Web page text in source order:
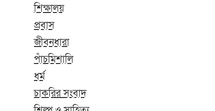
শিক্ষালয়
প্রবাস
জীবনধারা
পাঁচমিশালি
ধর্ম
চাকরির সংবাদ